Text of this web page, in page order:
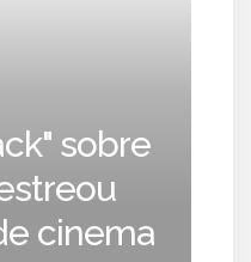
sobre
cinema